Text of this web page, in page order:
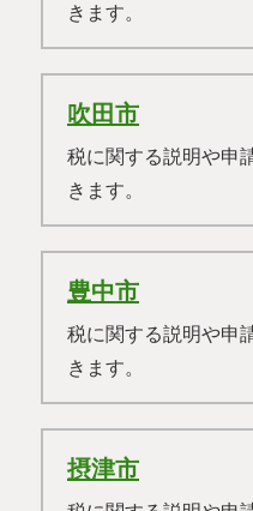
きます。
吹田市
税に関する説明や申
きます。
豊中市
税に関する説明や申
きます。
摂津市